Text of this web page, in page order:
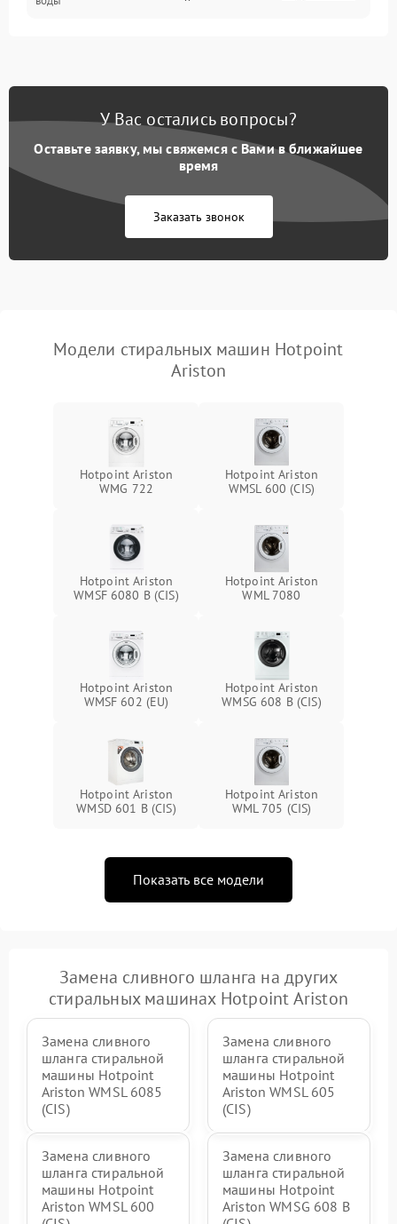
Замена платы управления 2200 ₽ Подробнее →
У Вас остались вопросы?
Оставьте заявку, мы свяжемся с Вами в ближайшее
время
Заказать звонок
Модели стиральных машин Hotpoint
Ariston
Hotpoint Ariston
WMG 722
Hotpoint Ariston
WMSL 600 (CIS)
Hotpoint Ariston
WMSF 6080 B (CIS)
Hotpoint Ariston
WML 7080
Hotpoint Ariston
WMSF 602 (EU)
Hotpoint Ariston
WMSG 608 B (CIS)
Hotpoint Ariston
WMSD 601 B (CIS)
Hotpoint Ariston
WML 705 (CIS)
Показать все модели
Замена сливного шланга на других
стиральных машинах Hotpoint Ariston
Замена сливного
шланга стиральной
машины Hotpoint
Ariston WMSL 6085
(CIS)
Замена сливного
шланга стиральной
машины Hotpoint
Ariston WMSL 605
(CIS)
Замена сливного
шланга стиральной
машины Hotpoint
Ariston WMSL 600
Замена сливного
шланга стиральной
машины Hotpoint
Ariston WMSG 608 B